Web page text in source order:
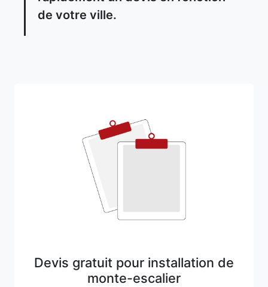
de votre ville.
Devis gratuit pour installation de
monte-escalier